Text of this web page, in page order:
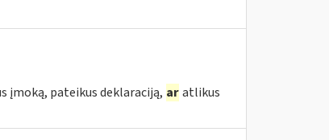
įmoką, pateikus deklaraciją, ar atlikus